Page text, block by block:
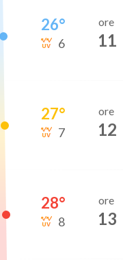
26°
6
ore
11
27°
7
ore
12
28°
8
ore
13